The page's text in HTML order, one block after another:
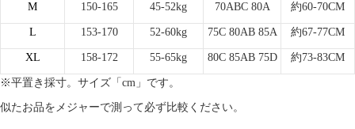
M 150-165 45-52kg 70ABC 80A 約60-70CM
L 153-170 52-60kg 75C 80AB 85A 約67-77CM
XL 158-172 55-65kg 80C 85AB 75D 約73-83CM
※平置き採寸。サイズ「cm」です。
似たお品をメジャーで測って必ず比較ください。